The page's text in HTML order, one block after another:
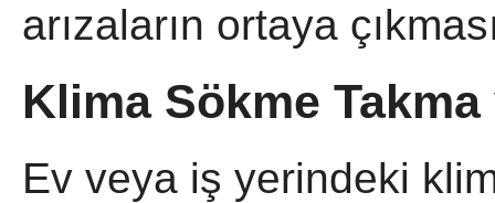
arızaların ortaya
Klima Sökme
Ev veya iş yerindeki